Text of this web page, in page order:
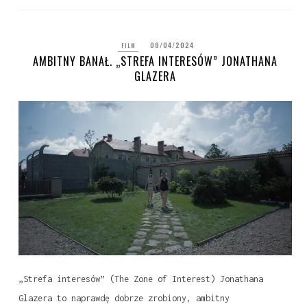
FILM 08/04/2024
AMBITNY BANAŁ. „STREFA INTERESÓW” JONATHANA
GLAZERA
„Strefa interesów” (The Zone of Interest) Jonathana
Glazera to naprawdę dobrze zrobiony, ambitny